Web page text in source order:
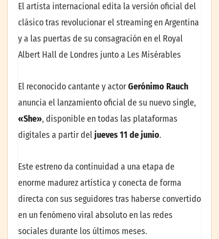
El artista internacional edita la versión oficial del
clásico tras revolucionar el streaming en Argentina
y a las puertas de su consagración en el Royal
Albert Hall de Londres junto a Les Misérables
El reconocido cantante y actorGerónimo Rauch
anuncia el lanzamiento oficial de su nuevo single,
«She», disponible en todas las plataformas
digitales a partir deljueves 11 de junio.
Este estreno da continuidad a una etapa de
enorme madurez artística y conecta de forma
directa con sus seguidores tras haberse convertido
en un fenómeno viral absoluto en las redes
sociales durante los últimos meses.